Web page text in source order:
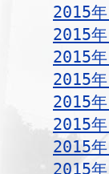
2015
2015
2015
2015
2015
2015
2015
2015